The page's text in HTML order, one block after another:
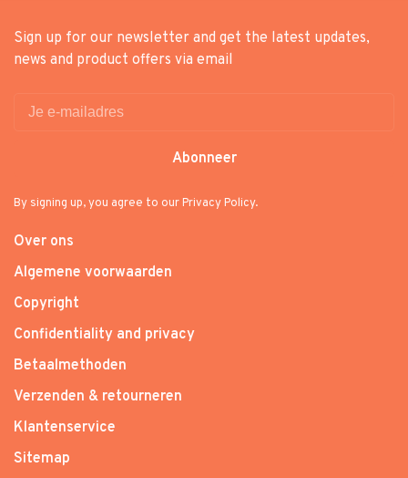
Sign up for our newsletter and get the latest updates,
news and product offers via email
Abonneer
By signing up, you agree to our Privacy Policy.
Over ons
Algemene voorwaarden
Copyright
Confidentiality and privacy
Betaalmethoden
Verzenden & retourneren
Klantenservice
Sitemap